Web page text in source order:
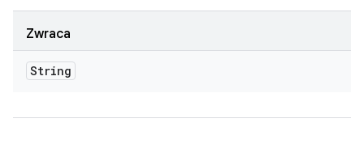
Zwraca
String